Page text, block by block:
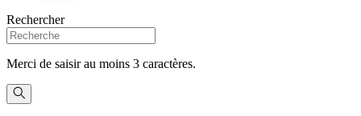
Rechercher
Merci de saisir au moins 3 caractères.